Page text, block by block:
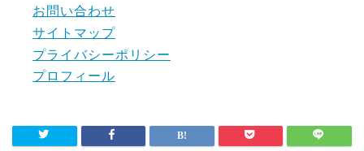
お問い合わせ
サイトマップ
プライバシーポリシー
プロフィール